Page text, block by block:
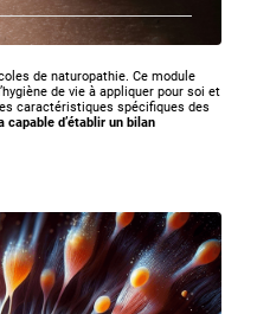
de naturopathie. Ce module
de vie à appliquer pour soi et
caractéristiques spécifiques des
capable d’établir un bilan